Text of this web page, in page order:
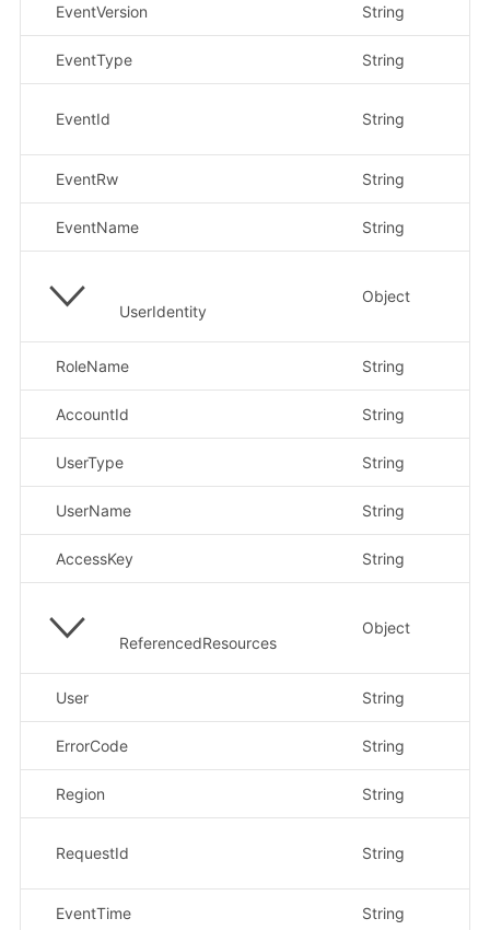
EventVersion String
EventType String
EventId String
EventRw String
EventName String
UserIdentity
Object
RoleName String
AccountId String
UserType String
UserName String
AccessKey String
ReferencedResources
Object
User String
ErrorCode String
Region String
RequestId String
EventTime String